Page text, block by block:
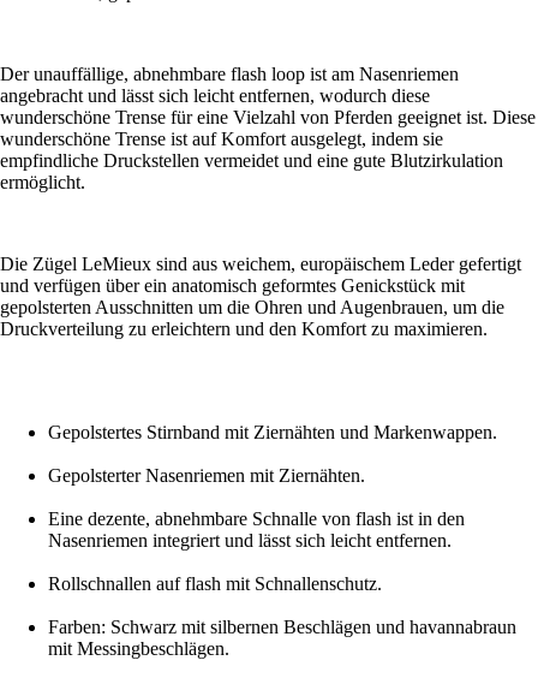
Der unauffällige, abnehmbare flash loop ist am Nasenriemen
angebracht und lässt sich leicht entfernen, wodurch diese
wunderschöne Trense für eine Vielzahl von Pferden geeignet ist. Diese
wunderschöne Trense ist auf Komfort ausgelegt, indem sie
empfindliche Druckstellen vermeidet und eine gute Blutzirkulation
ermöglicht.
Die Zügel LeMieux sind aus weichem, europäischem Leder gefertigt
und verfügen über ein anatomisch geformtes Genickstück mit
gepolsterten Ausschnitten um die Ohren und Augenbrauen, um die
Druckverteilung zu erleichtern und den Komfort zu maximieren.
Gepolstertes Stirnband mit Ziernähten und Markenwappen.
Gepolsterter Nasenriemen mit Ziernähten.
Eine dezente, abnehmbare Schnalle von flash ist in den
Nasenriemen integriert und lässt sich leicht entfernen.
Rollschnallen auf flash mit Schnallenschutz.
Farben: Schwarz mit silbernen Beschlägen und havannabraun
mit Messingbeschlägen.